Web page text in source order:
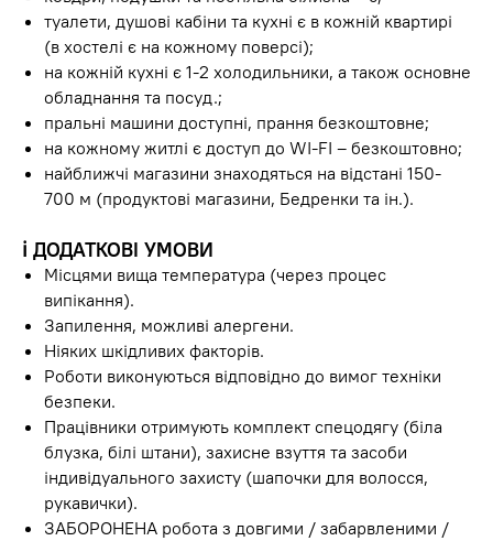
туалети, душові кабіни та кухні є в кожній квартирі
(в хостелі є на кожному поверсі);
на кожній кухні є 1-2 холодильники, а також основне
обладнання та посуд.;
пральні машини доступні, прання безкоштовне;
на кожному житлі є доступ до WI-FI – безкоштовно;
найближчі магазини знаходяться на відстані 150-
700 м (продуктові магазини, Бедренки та ін.).
ℹ️ ДОДАТКОВІ УМОВИ
Місцями вища температура (через процес
випікання).
Запилення, можливі алергени.
Ніяких шкідливих факторів.
Роботи виконуються відповідно до вимог техніки
безпеки.
Працівники отримують комплект спецодягу (біла
блузка, білі штани), захисне взуття та засоби
індивідуального захисту (шапочки для волосся,
рукавички).
ЗАБОРОНЕНА робота з довгими / забарвленими /